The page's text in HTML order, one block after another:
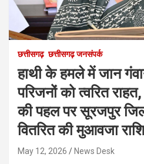
छत्तीसगढ़ छत्तीसगढ़ जनसंपर्क
हाथी के हमले में जान
परिजनों को त्वरित
की पहल पर सूरजपुर
वितरित की मुआवजा
May 12, 2026 News Desk